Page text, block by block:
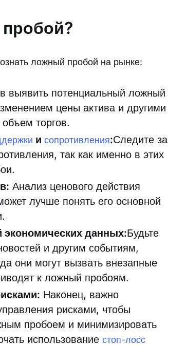
ложный пробой на рынке:
выявить потенциальный ложный
цены актива и другими
торгов.
и сопротивления:Следите за
так как именно в этих
Анализ ценового действия
лучше понять его основной
экономических данных:Будьте
и другим событиям,
они могут вызвать внезапные
к ложный пробоям.
Наконец, важно
рисками, чтобы
пробоем и минимизировать
использование стоп-лосс